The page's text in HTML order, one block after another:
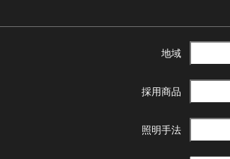
地域
採用商品
照明手法